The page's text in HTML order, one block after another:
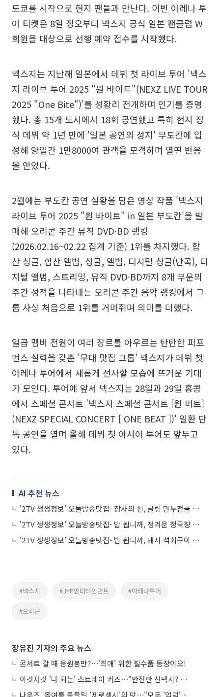
도쿄를 시작으로 현지 팬들과 만난다. 이번 아레나 투
어 티켓은 8일 정오부터 넥스지 공식 일본 팬클럽 W
회원을 대상으로 선행 예약 접수를 시작했다.
넥스지는 지난해 일본에서 데뷔 첫 라이브 투어 '넥스
지 라이브 투어 2025 "원 바이트"(NEXZ LIVE TOUR
2025 "One Bite")'를 성황리 전개하며 인기를 증명
했다. 총 15개 도시에서 18회 공연했고 특히 현지 정
식 데뷔 약 1년 만에 '일본 공연의 성지' 부도칸에 입
성해 양일간 1만8000여 관객을 모객하며 열띤 반응
을 얻었다.
2월에는 부도칸 공연 실황을 담은 영상 작품 '넥스지
라이브 투어 2025 "원 바이트" in 일본 부도칸'을 발
매해 오리콘 주간 뮤직 DVD·BD 랭킹
(2026.02.16~02.22 집계 기준) 1위를 차지했다. 합
산 싱글, 합산 앨범, 싱글, 앨범, 디지털 싱글(단곡), 디
지털 앨범, 스트리밍, 뮤직 DVD·BD까지 8개 부문의
주간 성적을 나타내는 오리콘 주간 음악 랭킹에서 그
룹 사상 처음으로 1위를 거머쥐며 의미를 더했다.
일곱 멤버 전원이 여러 장르를 아우르는 탄탄한 퍼포
먼스 실력을 갖춘 '무대 맛집 그룹' 넥스지가 데뷔 첫
아레나 투어에서 새롭게 선사할 모습에 뜨거운 기대
가 모인다. 투어에 앞서 넥스지는 28일과 29일 홍콩
에서 스페셜 콘서트 '넥스지 스페셜 콘서트 [원 비트]
(NEXZ SPECIAL CONCERT [ ONE BEAT ])' 일환 단
독 공연을 열며 올해 데뷔 첫 아시아 투어도 앞두고
있다.
AI 추천 뉴스
'2TV 생생정보' 오늘방송맛집- 장사의 신, 굴림 만두전골 맛집 '방○○○'
'2TV 생생정보' 오늘방송맛집- 밥 됩니까, 정겨운 청국장 맛집 '김○○○○○'
'2TV 생생정보' 오늘방송맛집- 밥 됩니까, 돼지 석쇠구이 맛집 '장○○'
#넥스지 #JYP엔터테인먼트 #아레나투어
#오리콘
장유진 기자의 주요 뉴스
콘서트 갈 때 응원봉만?⋯'최애' 위한 필수품 등장이오!
이것저것 '다 되는' 스트레이 키즈⋯"안전한 선택지? 도전이 재밌죠"
나우즈, 올여름 물들일 '제로섹시'의 맛⋯"모두 '입덕'시킬 것"